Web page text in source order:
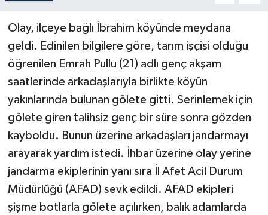
Olay, ilçeye bağlı İbrahim köyünde meydana
geldi. Edinilen bilgilere göre, tarım işçisi olduğu
öğrenilen Emrah Pullu (21) adlı genç akşam
saatlerinde arkadaşlarıyla birlikte köyün
yakınlarında bulunan gölete gitti. Serinlemek için
gölete giren talihsiz genç bir süre sonra gözden
kayboldu. Bunun üzerine arkadaşları jandarmayı
arayarak yardım istedi. İhbar üzerine olay yerine
jandarma ekiplerinin yanı sıra İl Afet Acil Durum
Müdürlüğü (AFAD) sevk edildi. AFAD ekipleri
şişme botlarla gölete açılırken, balık adamlarda